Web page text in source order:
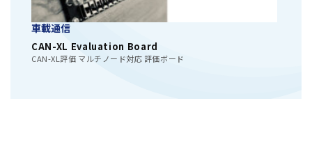
車載通信
CAN-XL Evaluation Board
CAN-XL評価 マルチノード対応 評価ボード